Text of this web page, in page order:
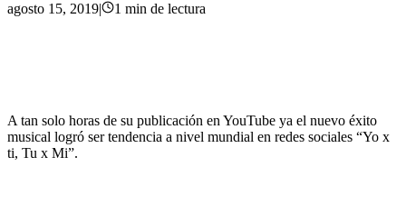
agosto 15, 2019| 1 min de lectura
A tan solo horas de su publicación en YouTube ya el nuevo éxito
musical logró ser tendencia a nivel mundial en redes sociales “Yo x
ti, Tu x Mi”.